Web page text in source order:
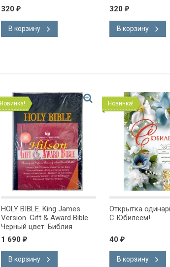
320 ₽
В корзину
320 ₽
В корзину
Новинка!
HOLY BIBLE. King James
Version. Gift & Award Bible.
Черный цвет. Библия
Короля Иакова на
английском языке.
Словарь, карты, закладка,
подарочная вкладка, слова
1 690 ₽
В корзину
Новинка!
Открытка
С Юбилеем!
40 ₽
В корзину